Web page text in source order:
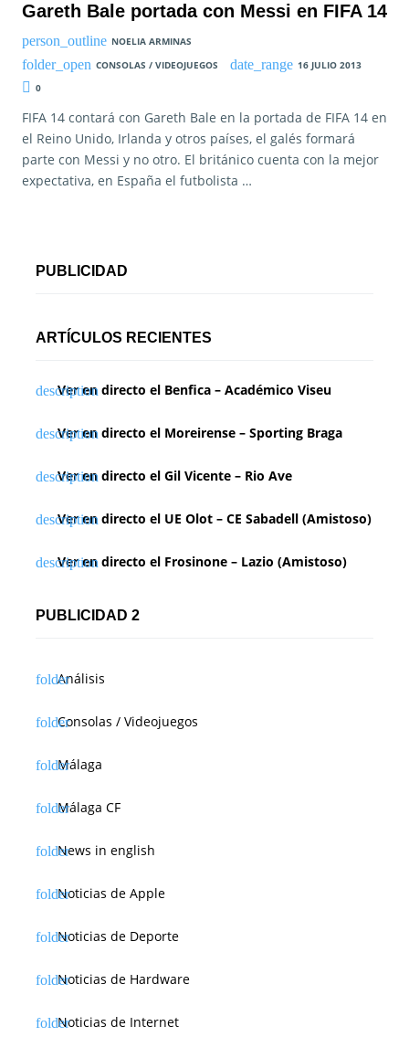
Gareth Bale portada con Messi en FIFA 14
NOELIA ARMINAS
CONSOLAS / VIDEOJUEGOS
16 JULIO 2013
0
FIFA 14 contará con Gareth Bale en la portada de FIFA 14 en
el Reino Unido, Irlanda y otros países, el galés formará
parte con Messi y no otro. El británico cuenta con la mejor
expectativa, en España el futbolista …
PUBLICIDAD
ARTÍCULOS RECIENTES
Ver en directo el Benfica – Académico Viseu
Ver en directo el Moreirense – Sporting Braga
Ver en directo el Gil Vicente – Rio Ave
Ver en directo el UE Olot – CE Sabadell (Amistoso)
Ver en directo el Frosinone – Lazio (Amistoso)
PUBLICIDAD 2
Análisis
Consolas / Videojuegos
Málaga
Málaga CF
News in english
Noticias de Apple
Noticias de Deporte
Noticias de Hardware
Noticias de Internet